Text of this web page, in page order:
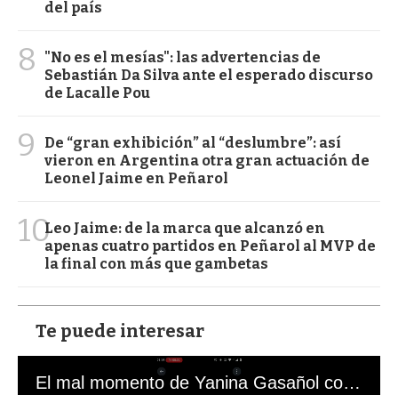
del país
8
"No es el mesías": las advertencias de
Sebastián Da Silva ante el esperado discurso
de Lacalle Pou
9
De “gran exhibición” al “deslumbre”: así
vieron en Argentina otra gran actuación de
Leonel Jaime en Peñarol
10Leo Jaime: de la marca que alcanzó en
apenas cuatro partidos en Peñarol al MVP de
la final con más que gambetas
Te puede interesar
El mal momento de Yanina Gasañol con un hincha argentino en "Subrayado"